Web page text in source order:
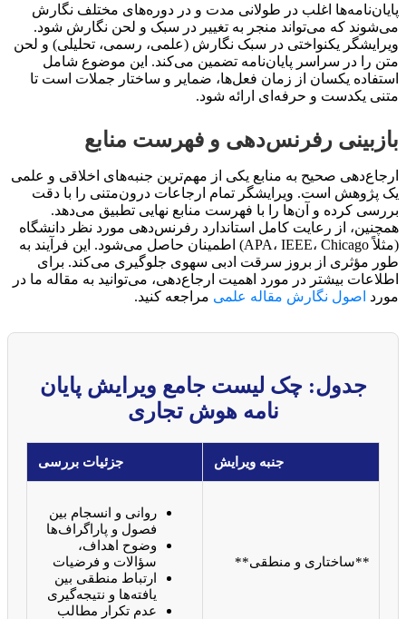
پایان‌نامه‌ها اغلب در طولانی مدت و در دوره‌های مختلف نگارش
می‌شوند که می‌تواند منجر به تغییر در سبک و لحن نگارش شود.
ویرایشگر یکنواختی در سبک نگارش (علمی، رسمی، تحلیلی) و لحن
متن را در سراسر پایان‌نامه تضمین می‌کند. این موضوع شامل
استفاده یکسان از زمان فعل‌ها، ضمایر و ساختار جملات است تا
متنی یکدست و حرفه‌ای ارائه شود.
بازبینی رفرنس‌دهی و فهرست منابع
ارجاع‌دهی صحیح به منابع یکی از مهم‌ترین جنبه‌های اخلاقی و علمی
یک پژوهش است. ویرایشگر تمام ارجاعات درون‌متنی را با دقت
بررسی کرده و آن‌ها را با فهرست منابع نهایی تطبیق می‌دهد.
همچنین، از رعایت کامل استاندارد رفرنس‌دهی مورد نظر دانشگاه
(مثلاً APA، IEEE، Chicago) اطمینان حاصل می‌شود. این فرآیند به
طور مؤثری از بروز سرقت ادبی سهوی جلوگیری می‌کند. برای
اطلاعات بیشتر در مورد اهمیت ارجاع‌دهی، می‌توانید به مقاله ما در
مورد اصول نگارش مقاله علمی مراجعه کنید.
جدول: چک لیست جامع ویرایش پایان
نامه هوش تجاری
جنبه ویرایش جزئیات بررسی
**ساختاری و منطقی**
روانی و انسجام بین
فصول و پاراگراف‌ها
وضوح اهداف،
سؤالات و فرضیات
ارتباط منطقی بین
یافته‌ها و نتیجه‌گیری
عدم تکرار مطالب